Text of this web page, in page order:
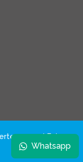
Whatsapp
al Ente